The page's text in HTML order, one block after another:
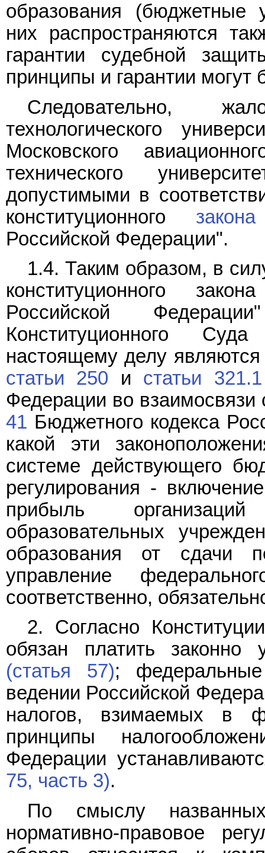
образования (бюджетные
них распространяются
гарантии судебной
принципы и гарантии
Следовательно,
технологического
Московского
технического
допустимыми в
конституционного закона
Российской Федерации".
1.4. Таким образом, в
конституционного
Российской
Конституционного
настоящему делу
статьи 250 и статьи 321.1
Федерации во взаимосвязи
41 Бюджетного кодекса
какой эти
системе действующего
регулирования -
прибыль
образовательных
образования от сдачи
управление
соответственно,
2. Согласно
обязан платить законно
(статья 57);
ведении Российской
налогов, взимаемых в
принципы
Федерации
75, часть 3).
По смыслу названных
нормативно-правовое